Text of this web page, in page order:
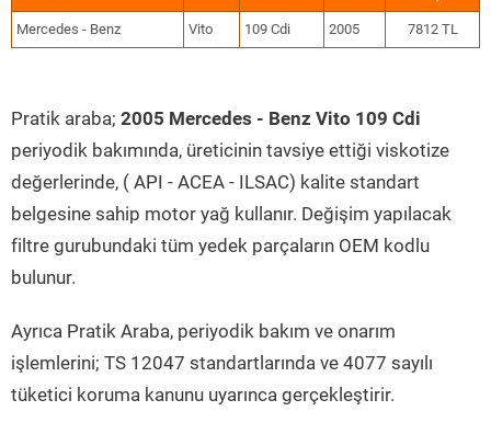
Mercedes - Benz Vito 109 Cdi 2005 7812 TL
Pratik araba; 2005 Mercedes - Benz Vito 109 Cdi
periyodik bakımında, üreticinin tavsiye ettiği viskotize
değerlerinde, ( API - ACEA - ILSAC) kalite standart
belgesine sahip motor yağ kullanır. Değişim yapılacak
filtre gurubundaki tüm yedek parçaların OEM kodlu
bulunur.
Ayrıca Pratik Araba, periyodik bakım ve onarım
işlemlerini; TS 12047 standartlarında ve 4077 sayılı
tüketici koruma kanunu uyarınca gerçekleştirir.